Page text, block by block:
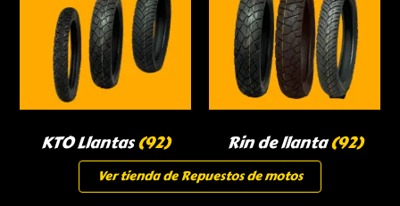
KTO Llantas(92) Rin de llanta(92)
Ver tienda de Repuestos de motos